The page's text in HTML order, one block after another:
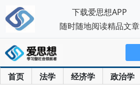
首页 法学 经济学 政治学
下载爱思想APP
随时随地阅读精品文章